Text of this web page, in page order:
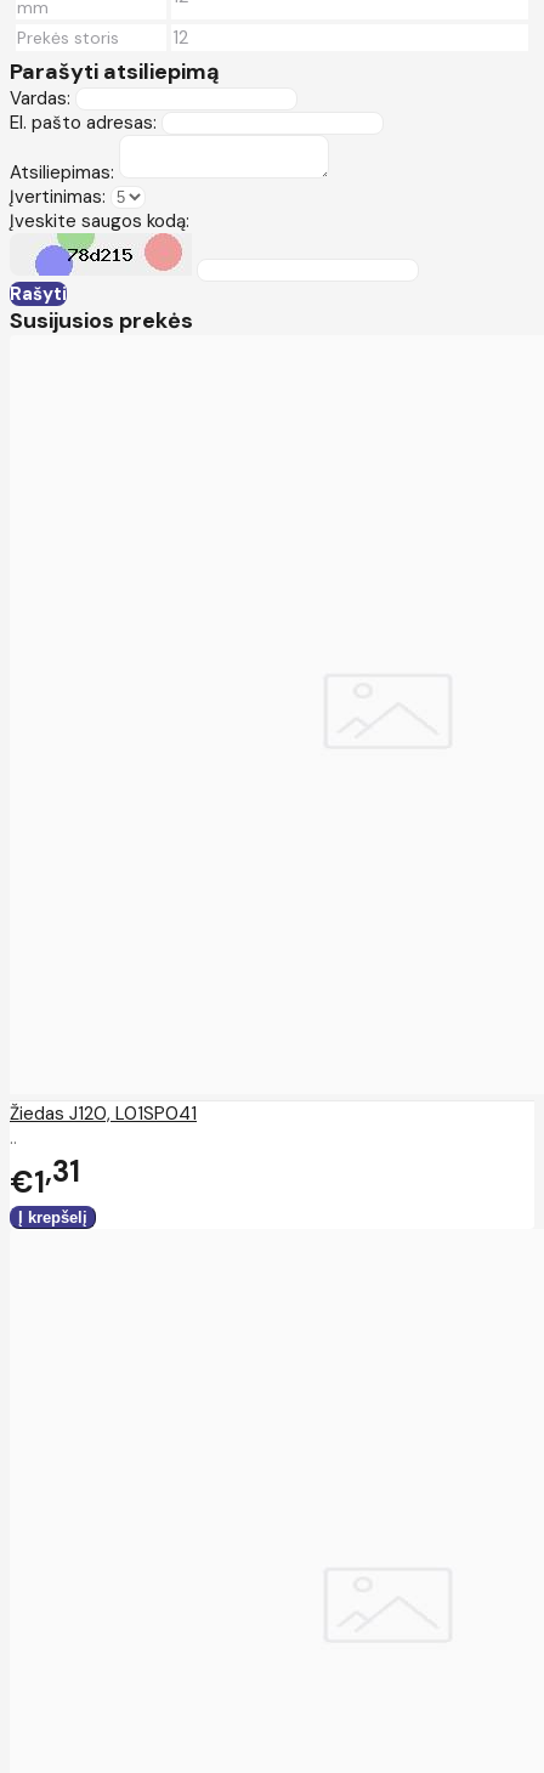
mm
Prekės storis 12
Parašyti atsiliepimą
Vardas:
El. pašto adresas:
Atsiliepimas:
Įvertinimas:
Įveskite saugos kodą:
Rašyti
Susijusios prekės
Žiedas J120, L01SP041
..
€1 31